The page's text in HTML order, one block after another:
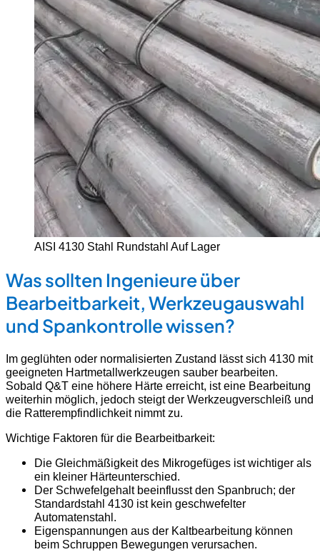
AISI 4130 Stahl Rundstahl Auf Lager
Was sollten Ingenieure über
Bearbeitbarkeit, Werkzeugauswahl
und Spankontrolle wissen?
Im geglühten oder normalisierten Zustand lässt sich 4130 mit
geeigneten Hartmetallwerkzeugen sauber bearbeiten.
Sobald Q&T eine höhere Härte erreicht, ist eine Bearbeitung
weiterhin möglich, jedoch steigt der Werkzeugverschleiß und
die Ratterempfindlichkeit nimmt zu.
Wichtige Faktoren für die Bearbeitbarkeit:
Die Gleichmäßigkeit des Mikrogefüges ist wichtiger als
ein kleiner Härteunterschied.
Der Schwefelgehalt beeinflusst den Spanbruch; der
Standardstahl 4130 ist kein geschwefelter
Automatenstahl.
Eigenspannungen aus der Kaltbearbeitung können
beim Schruppen Bewegungen verursachen.